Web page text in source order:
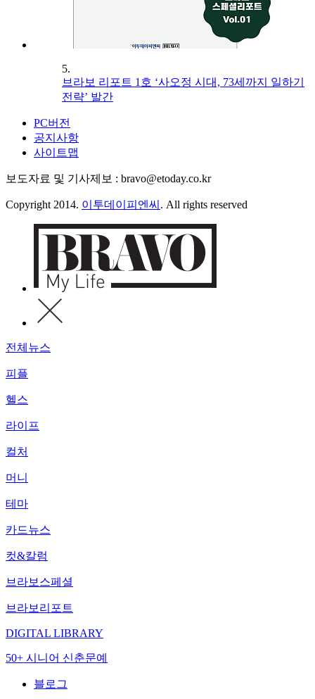
5.
브라보 리포트 1호 ‘사오정 시대, 73세까지 일하기
전략’ 발간
PC버전
공지사항
사이트맵
보도자료 및 기사제보 : bravo@etoday.co.kr
Copyright 2014. 이투데이피엔씨 . All rights reserved
전체뉴스
피플
헬스
라이프
컬처
머니
테마
카드뉴스
컷&칼럼
브라보스페셜
브라보리포트
DIGITAL LIBRARY
50+ 시니어 신춘문예
블로그